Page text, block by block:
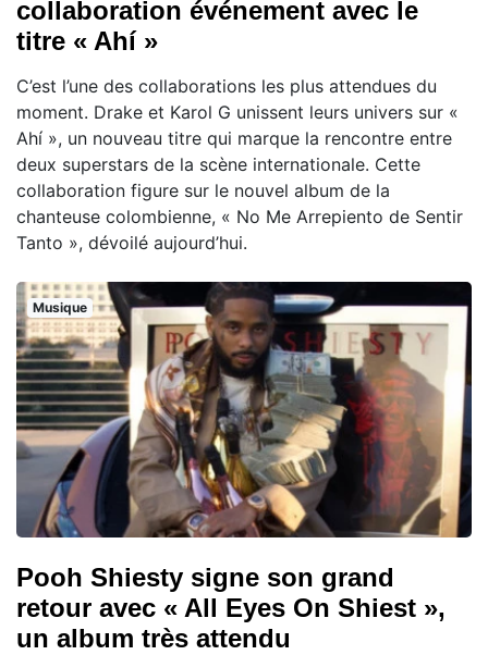
collaboration événement avec le
titre « Ahí »
C’est l’une des collaborations les plus attendues du
moment. Drake et Karol G unissent leurs univers sur «
Ahí », un nouveau titre qui marque la rencontre entre
deux superstars de la scène internationale. Cette
collaboration figure sur le nouvel album de la
chanteuse colombienne, « No Me Arrepiento de Sentir
Tanto », dévoilé aujourd’hui.
Musique
Pooh Shiesty signe son grand
retour avec « All Eyes On Shiest »,
un album très attendu